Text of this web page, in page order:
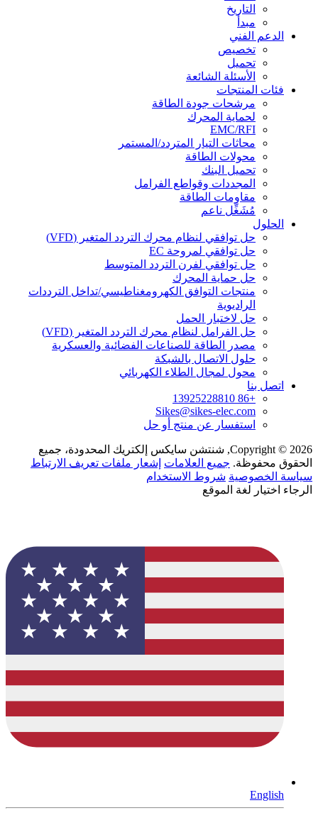
التاريخ
مبدأ
الدعم الفني
تخصيص
تحميل
الأسئلة الشائعة
فئات المنتجات
مرشحات جودة الطاقة
لحماية المحرك
EMC/RFI
محاثات التيار المتردد/المستمر
محولات الطاقة
تحميل البنك
المجددات وقواطع الفرامل
مقاومات الطاقة
مُشَغِّل ناعم
الحلول
حل توافقي لنظام محرك التردد المتغير (VFD)
حل توافقي لمروحة EC
حل توافقي لفرن التردد المتوسط
حل حماية المحرك
منتجات التوافق الكهرومغناطيسي/تداخل الترددات
الراديوية
حل لاختبار الحمل
حل الفرامل لنظام محرك التردد المتغير (VFD)
مصدر الطاقة للصناعات الفضائية والعسكرية
حلول الاتصال بالشبكة
محول لمجال الطلاء الكهربائي
اتصل بنا
+86 13925228810
Sikes@sikes-elec.com
استفسار عن منتج أو حل
Copyright © 2026, شنتشن سايكس إلكتريك المحدودة، جميع
الحقوق محفوظة. جميع العلامات إشعار ملفات تعريف الارتباط
سياسة الخصوصية شروط الاستخدام
الرجاء اختيار لغة الموقع
English